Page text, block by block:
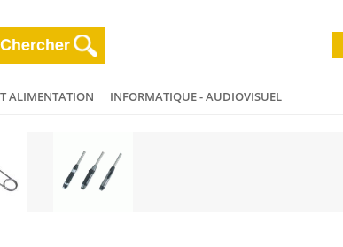
Chercher
ALIMENTATION
INFORMATIQUE - AUDIOVISUEL
PLOMBERIE - CHAUFFAGERIE